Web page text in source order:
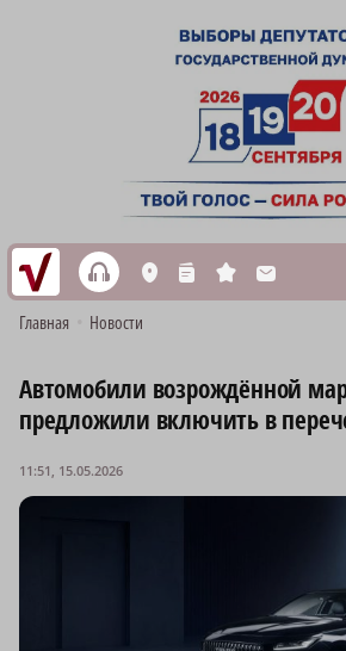
h L n s M
Главная Новости
Автомобили возрождённой
предложили включить в
11:51, 15.05.2026